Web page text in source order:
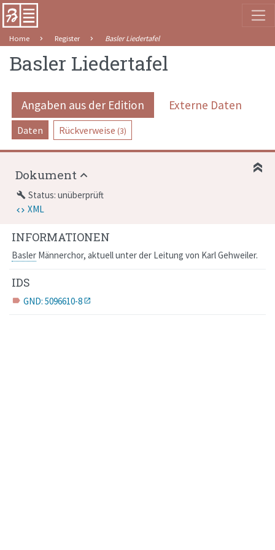
Home Register Basler Liedertafel
Basler Liedertafel
Angaben aus der Edition Externe Daten
Daten Rückverweise (3)
INFORMATIONEN
BaslerMännerchor, aktuell unter der Leitung von Karl Gehweiler.
IDS
label GND: 5096610-8
Dokument
build Status: unüberprüft
XML